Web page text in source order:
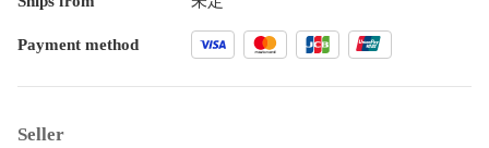
Payment method
Seller